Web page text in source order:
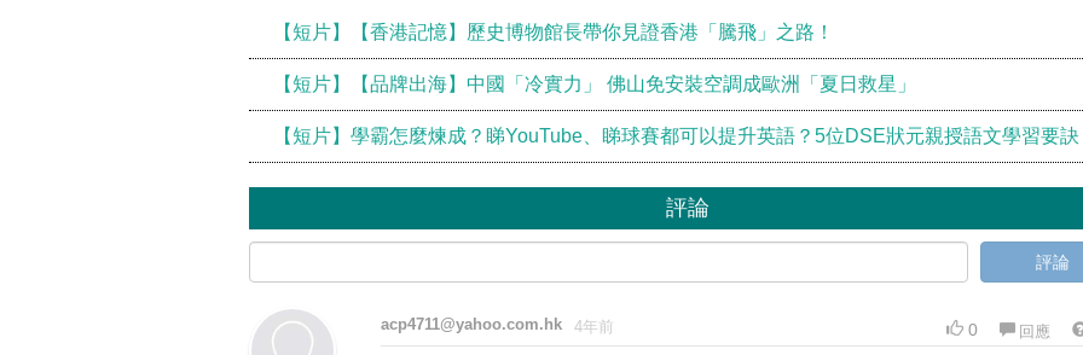
【短片】【香港記憶】歷史博物館長帶你見證香港「騰飛」之路！
【短片】【品牌出海】中國「冷實力」 佛山免安裝空調成歐洲「夏日救星」
【短片】學霸怎麼煉成？睇YouTube、睇球賽都可以提升英語？5位DSE狀元親授語文學習要訣
評論
評論
acp4711@yahoo.com.hk 4年前 0 回應